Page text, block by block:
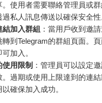
。使用者需要聯絡管理員或
過私人訊息傳送以確保安全性
結加入群組 ：當用戶收到邀
轉到Telegram的群組頁面。
加入。
使用限制 ：管理員可以設定
。過期或使用上限達到的連
確保加入成功。